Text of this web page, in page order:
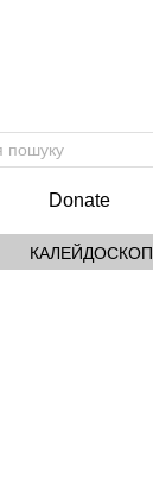
Donate
КАЛЕЙДОСКОП